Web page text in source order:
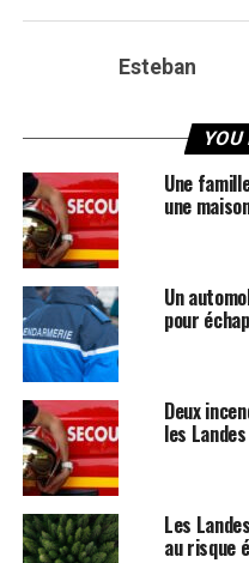
Esteban
Une
une
Un
pour
Deux
les
Les
au risque